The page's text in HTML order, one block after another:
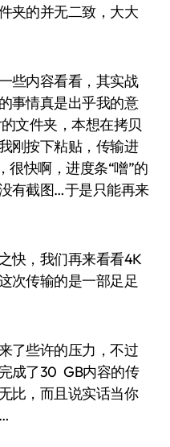
夹的并无二致，大大
内容看看，其实战
事情真是出乎我的意
文件夹，本想在拷贝
刚按下粘贴，传输进
很快啊，进度条“噌”的
有截图…于是只能再来
，我们再来看看4K
次传输的是一部足足
些许的压力，不过
成了30 GB内容的传
比，而且说实话当你